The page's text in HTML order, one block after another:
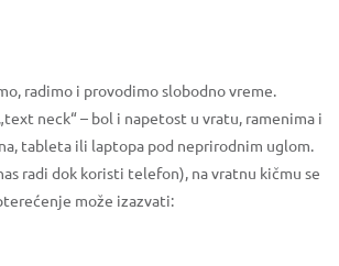
radimo i provodimo slobodno vreme.
neck“ – bol i napetost u vratu, ramenima i
tableta ili laptopa pod neprirodnim uglom.
radi dok koristi telefon), na vratnu kičmu se
može izazvati: